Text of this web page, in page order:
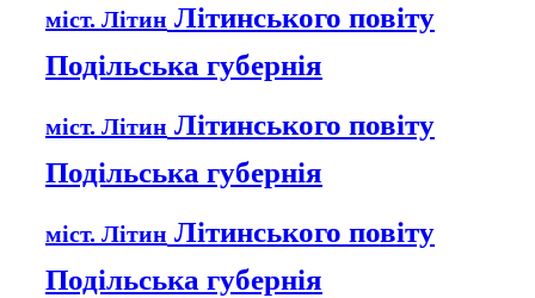
міст. Літин Літинського повіту
Подільська губернія
міст. Літин Літинського повіту
Подільська губернія
міст. Літин Літинського повіту
Подільська губернія